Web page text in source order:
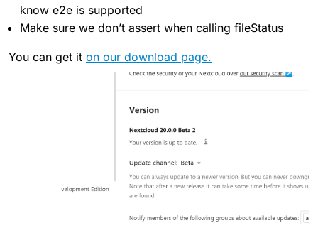
know e2e is supported
Make sure we don’t assert when calling fileStatus
You can get it on our download page.